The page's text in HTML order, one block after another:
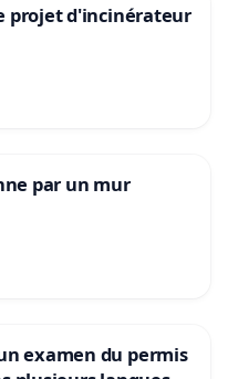
projet d'incinérateur
par un mur
examen du permis